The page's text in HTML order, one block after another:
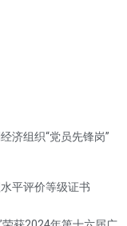
济组织“党员先锋岗”
平评价等级证书